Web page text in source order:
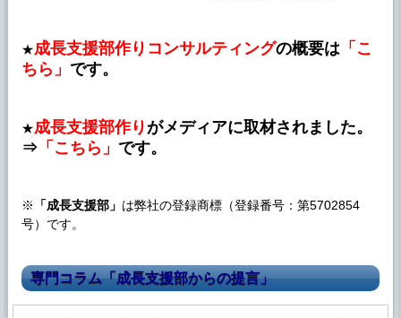
★成長支援部作りコンサルティングの概要は「こ
ちら」 です。
★成長支援部作り がメディアに取材されました。
⇒「こちら」 です。
※ 「成長支援部」 は弊社の登録商標（登録番号：第5702854
号）です。
専門コラム「成長支援部からの提言」